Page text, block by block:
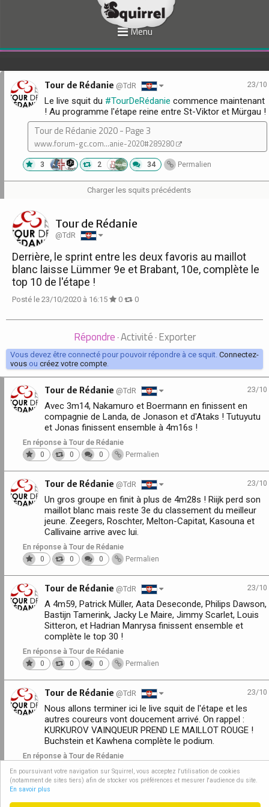
En poursuivant votre navigation sur Squirrel, vous acceptez l'utilisation de cookies
(notamment de sites tiers) afin de stocker vos préférences et mesurer l'audience du site.
En savoir plus
Menu
23/10
Tour de Rédanie @TdR
Le live squit du #TourDeRédanie commence maintenant
! Au programme l'étape reine entre St-Viktor et Mürgau !
Tour de Rédanie 2020 - Page 3
www.forum-gc.com...anie-2020#289280
3 2 34 Permalien
Charger les squits précédents
Tour de Rédanie
@TdR
Derrière, le sprint entre les deux favoris au maillot
blanc laisse Lümmer 9e et Brabant, 10e, complète le
top 10 de l'étape !
Posté le 23/10/2020 à 16:15 0 0
Répondre · Activité · Exporter
Vous devez être connecté pour pouvoir répondre à ce squit. Connectez-
vous ou créez votre compte.
23/10
Tour de Rédanie @TdR
Avec 3m14, Nakamuro et Boermann en finissent en
compagnie de Landa, de Jonason et d'Ataks ! Tutuyutu
et Jonas finissent ensemble à 4m16s !
En réponse à Tour de Rédanie
0
0 0 Permalien
23/10
Tour de Rédanie @TdR
Un gros groupe en finit à plus de 4m28s ! Riijk perd son
maillot blanc mais reste 3e du classement du meilleur
jeune. Zeegers, Roschter, Melton-Capitat, Kasouna et
Callivaine arrive avec lui.
En réponse à Tour de Rédanie
0
0 0 Permalien
23/10
Tour de Rédanie @TdR
A 4m59, Patrick Müller, Aata Deseconde, Philips Dawson,
Bastijn Tamerink, Jacky Le Maire, Jimmy Scarlet, Louis
Sitteron, et Hadrian Manrysa finissent ensemble et
complète le top 30 !
En réponse à Tour de Rédanie
0
0 0 Permalien
23/10
Tour de Rédanie @TdR
Nous allons terminer ici le live squit de l'étape et les
autres coureurs vont doucement arrivé. On rappel :
KURKUROV VAINQUEUR PREND LE MAILLOT ROUGE !
Buchstein et Kawhena complète le podium.
En réponse à Tour de Rédanie
0
0 0 Permalien
Squirrel, c'est dans le Monde GC, et c'est polarien !
Squirrel - Romukulot.fr! © 2026